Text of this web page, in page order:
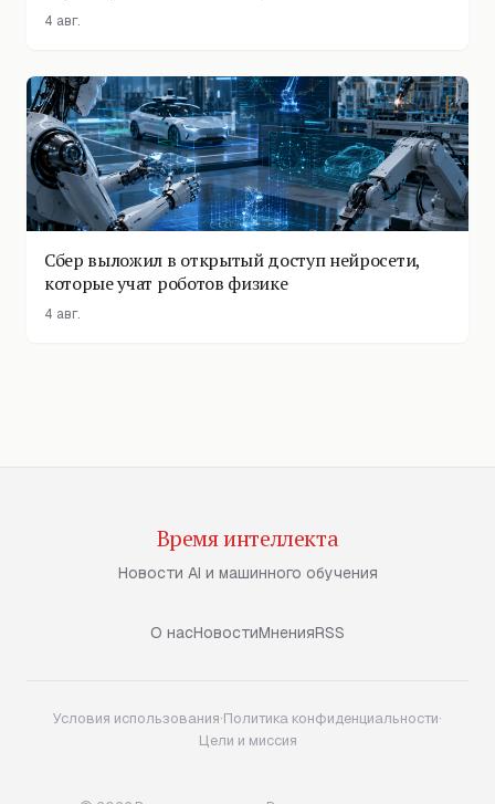
4 авг.
Сбер выложил в открытый доступ нейросети,
которые учат роботов физике
4 авг.
Время интеллекта
Новости AI и машинного обучения
О насНовостиМненияRSS
Условия использования·Политика конфиденциальности·
Цели и миссия